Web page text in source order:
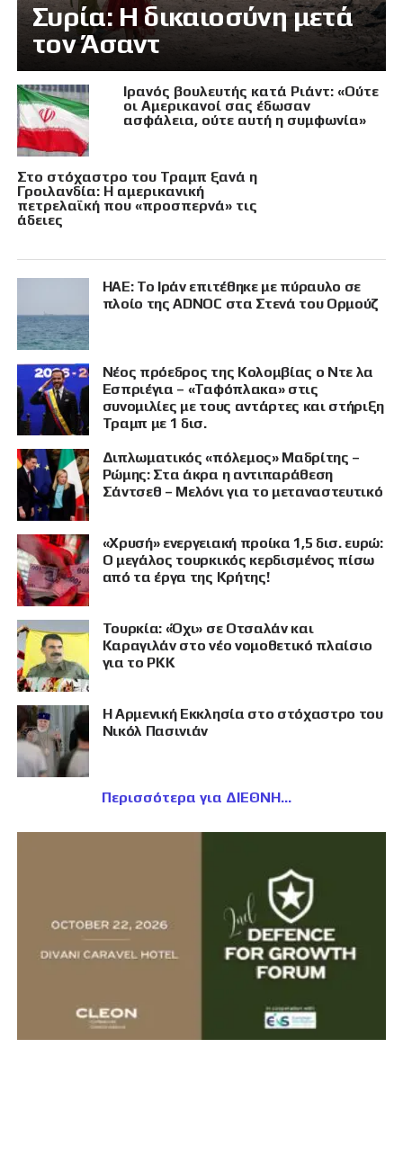
Συρία: Η δικαιοσύνη μετά
τον Άσαντ
Ιρανός βουλευτής κατά Ριάντ: «Ούτε
οι Αμερικανοί σας έδωσαν
ασφάλεια, ούτε αυτή η συμφωνία»
Στο στόχαστρο του Τραμπ ξανά η
Γροιλανδία: Η αμερικανική
πετρελαϊκή που «προσπερνά» τις
άδειες
ΗΑΕ: Το Ιράν επιτέθηκε με πύραυλο σε
πλοίο της ADNOC στα Στενά του Ορμούζ
Νέος πρόεδρος της Κολομβίας ο Ντε λα
Εσπριέγια – «Ταφόπλακα» στις
συνομιλίες με τους αντάρτες και στήριξη
Τραμπ με 1 δισ.
Διπλωματικός «πόλεμος» Μαδρίτης –
Ρώμης: Στα άκρα η αντιπαράθεση
Σάντσεθ – Μελόνι για το μεταναστευτικό
«Χρυσή» ενεργειακή προίκα 1,5 δισ. ευρώ:
Ο μεγάλος τουρκικός κερδισμένος πίσω
από τα έργα της Κρήτης!
Τουρκία: «Όχι» σε Οτσαλάν και
Καραγιλάν στο νέο νομοθετικό πλαίσιο
για το PKK
Η Αρμενική Εκκλησία στο στόχαστρο του
Νικόλ Πασινιάν
Περισσότερα για ΔΙΕΘΝΗ